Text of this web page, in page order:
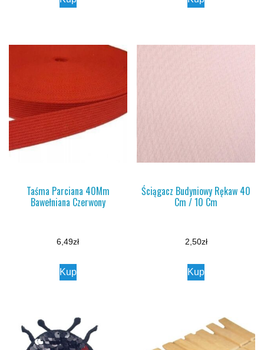
Taśma Parciana 40Mm
Bawełniana Czerwony
6,49zł
Kup
Ściągacz Budyniowy Rękaw 40
Cm / 10 Cm
2,50zł
Kup